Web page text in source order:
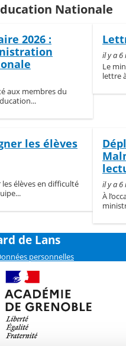
Nationale
2026 :
aux membres du
il y a 6
Le
lettre
les élèves
élèves en difficulté
il y a 6
À
de Lans
personnelles